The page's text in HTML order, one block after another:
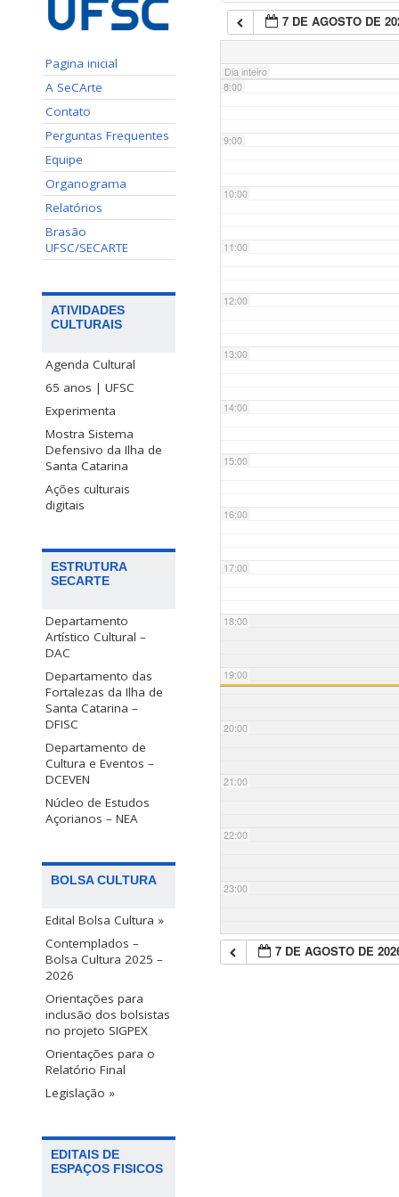
Pagina inicial
A SeCArte
Contato
Perguntas Frequentes
Equipe
Organograma
Relatórios
Brasão
UFSC/SECARTE
ATIVIDADES
CULTURAIS
Agenda Cultural
65 anos | UFSC
Experimenta
Mostra Sistema
Defensivo da Ilha de
Santa Catarina
Ações culturais
digitais
ESTRUTURA
SECARTE
Departamento
Artístico Cultural –
DAC
Departamento das
Fortalezas da Ilha de
Santa Catarina –
DFISC
Departamento de
Cultura e Eventos –
DCEVEN
Núcleo de Estudos
Açorianos – NEA
BOLSA CULTURA
Edital Bolsa Cultura »
Contemplados –
Bolsa Cultura 2025 –
2026
Orientações para
inclusão dos bolsistas
no projeto SIGPEX
Orientações para o
Relatório Final
Legislação »
EDITAIS DE
ESPAÇOS FISICOS
7 DE AGOSTO DE
Dia inteiro
7:00
8:00
9:00
10:00
11:00
12:00
13:00
14:00
15:00
16:00
17:00
18:00
19:00
20:00
21:00
22:00
23:00
7 DE AGOSTO DE